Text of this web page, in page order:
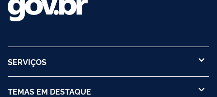
SERVIÇOS
TEMAS EM DESTAQUE